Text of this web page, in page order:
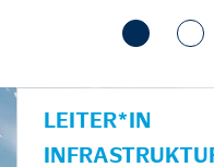
LEITER*IN